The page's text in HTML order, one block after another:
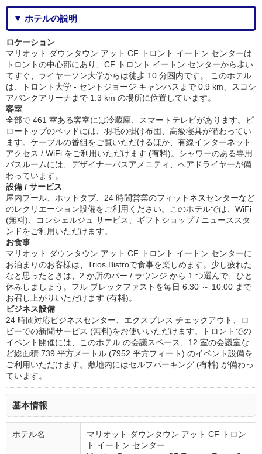
▼ ホテルの説明
ロケーション
マリオット ダウンタウン アット CF トロント イートン センターは
トロントの中心部にあり、CF トロント イートン センターから歩い
てすぐ、ライヤーソン大学からは徒歩 10 分圏内です。 このホテル
は、トロント大学 - セントジョージ キャンパスまで 0.9 km、スコシ
アバンクアリーナまで 1.3 km の場所に位置しています。
客室
全部で 461 室ある客室には冷蔵庫、スマートテレビがあります。ピ
ロートップのベッドには、羽毛の掛け布団、高級寝具が備わってい
ます。ケーブルの番組をご覧いただけるほか、有線インターネット
アクセス / WiFi をご利用いただけます (有料)。シャワーのある専用
バスルームには、デザイナーバスアメニティ、ヘアドライヤーが備
わっています。
設備 / サービス
屋内プール、ホットタブ、24 時間営業のフィットネスセンターなど
のレクリエーション設備をご利用ください。このホテルでは、WiFi
(無料)、コンシェルジュ サービス、ギフトショップ / ニューススタ
ンドをご利用いただけます。
お食事
マリオット ダウンタウン アット CF トロント イートン センターに
お泊まりのお客様は、Trios Bistroで食事を楽しめます。少し疲れた
なと思ったときは、2 か所のバー / ラウンジ から 1 つ選んで、ひと
休みしましょう。フル ブレックファストを毎日 6:30 ～ 10:00 まで
お召し上がりいただけます (有料)。
ビジネス設備
24 時間対応ビジネスセンター、エクスプレス チェックアウト、ロ
ビーでの新聞サービス (無料)をお使いいただけます。トロントでの
イベント開催には、このホテル の会議スペース、12 室の会議室な
ど総面積 739 平方メートル (7952 平方フィート) のイベント設備を
ご利用いただけます。敷地内にはセルフパーキング (有料) が備わっ
ています。
基本情報
ホテル名
マリオット ダウンタウン アット CF トロン
ト イートン センター